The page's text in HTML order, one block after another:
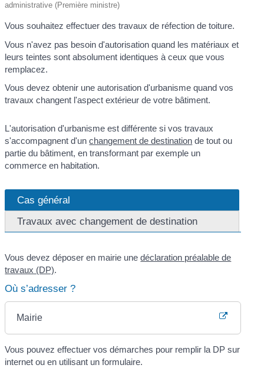
administrative (Première ministre)
Vous souhaitez effectuer des travaux de réfection de toiture.
Vous n'avez pas besoin d'autorisation quand les matériaux et
leurs teintes sont absolument identiques à ceux que vous
remplacez.
Vous devez obtenir une autorisation d'urbanisme quand vos
travaux changent l'aspect extérieur de votre bâtiment.
L'autorisation d'urbanisme est différente si vos travaux
s'accompagnent d'unchangement de destination de tout ou
partie du bâtiment, en transformant par exemple un
commerce en habitation.
Cas général
Travaux avec changement de destination
Vous devez déposer en mairie unedéclaration préalable de
travaux (DP).
Où s’adresser ?
Mairie
Vous pouvez effectuer vos démarches pour remplir la DP sur
internet ou en utilisant un formulaire.